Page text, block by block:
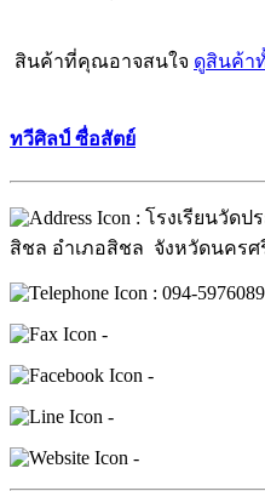
สินค้าที่คุณอาจสนใจ ดูสินค้า
ทวีศิลป์ ซื่อสัตย์
: โรงเรียนวัด
สิชล อำเภอสิชล จังหวัดนครศ
: 094-5976089
-
-
-
-